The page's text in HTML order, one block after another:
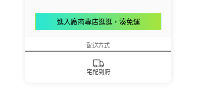
進入廠商專店逛逛，湊免運
配送方式
宅配到府